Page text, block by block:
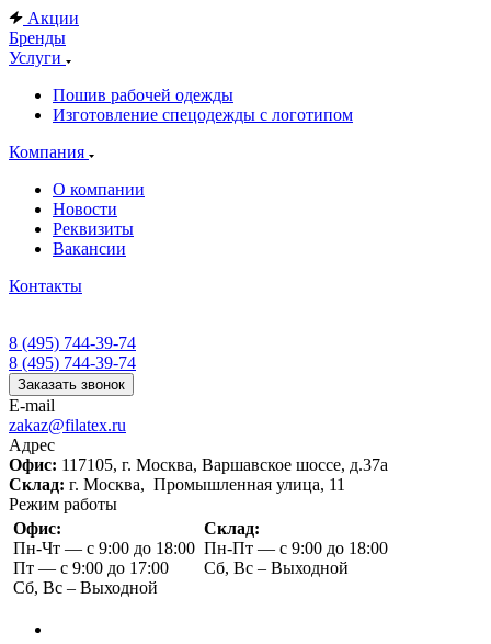
Акции
Бренды
Услуги
Пошив рабочей одежды
Изготовление спецодежды с логотипом
Компания
О компании
Новости
Реквизиты
Вакансии
Контакты
8 (495) 744-39-74
8 (495) 744-39-74
Заказать звонок
E-mail
zakaz@filatex.ru
Адрес
Офис: 117105, г. Москва, Варшавское шоссе, д.37а
Склад: г. Москва, Промышленная улица, 11
Режим работы
Офис:
Пн-Чт — с 9:00 до 18:00
Пт — с 9:00 до 17:00
Сб, Вс – Выходной
Склад:
Пн-Пт — с 9:00 до 18:00
Сб, Вс – Выходной